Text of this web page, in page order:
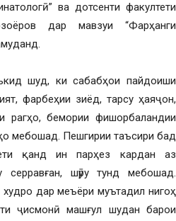
ва дотсенти факултети
дар мавзуи “Фарҳанги
шуд, ки сабабҳои пайдоиши
фарбеҳии зиёд, тарсу ҳаяҷон,
рагҳо, бемории фишорбаландии
мебошад. Пешгирии таъсири бад
қанд ин парҳез кардан аз
серравған, шӯру тунд мебошад.
худро дар меъёри муътадил нигоҳ
ҷисмонӣ машғул шудан барои